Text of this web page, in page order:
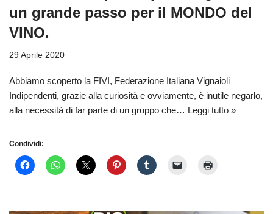
un grande passo per il MONDO del
VINO.
29 Aprile 2020
Abbiamo scoperto la FIVI, Federazione Italiana Vignaioli
Indipendenti, grazie alla curiosità e ovviamente, è inutile negarlo,
alla necessità di far parte di un gruppo che… Leggi tutto »
Condividi: